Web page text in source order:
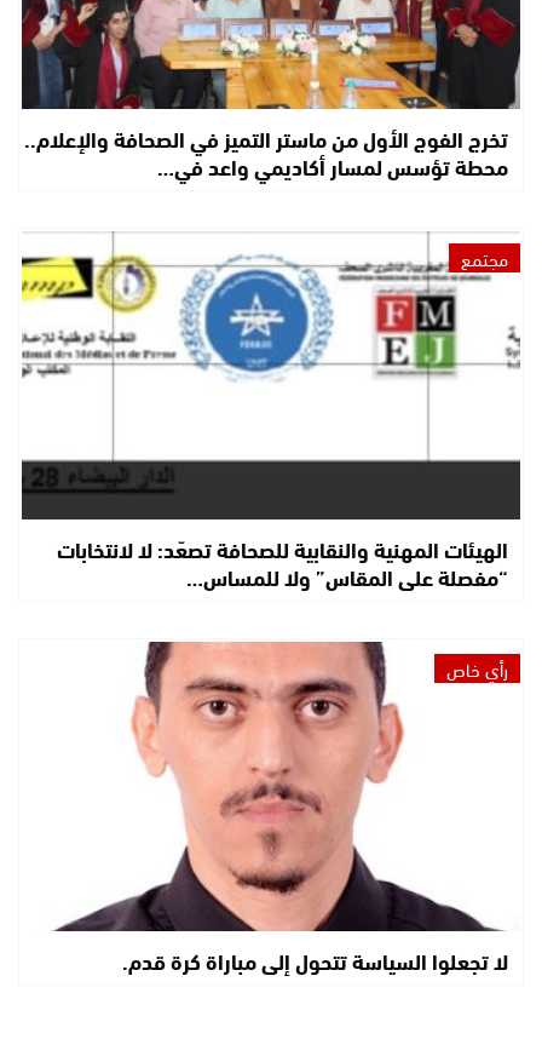
تخرج الفوج الأول من ماستر التميز في الصحافة والإعلام..
محطة تؤسس لمسار أكاديمي واعد في…
مجتمع
الهيئات المهنية والنقابية للصحافة تصعّد: لا لانتخابات
“مفصلة على المقاس” ولا للمساس…
رأي خاص
لا تجعلوا السياسة تتحول إلى مباراة كرة قدم.